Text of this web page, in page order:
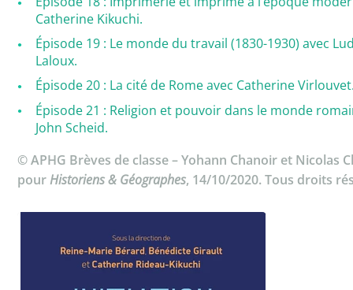
Catherine Kikuchi.
Épisode 19 : Le monde du travail (1830-1930) avec
Laloux.
Épisode 20 : La cité de Rome avec Catherine
Épisode 21 : Religion et pouvoir dans le monde
John Scheid.
© APHG Brèves de classe – Yohann Chanoir et Nicolas
pourHistoriens & Géographes, 14/10/2020. Tous droits